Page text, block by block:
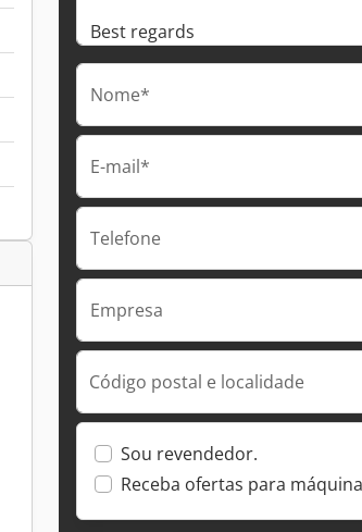
Nome*
E-mail*
Telefone
Empresa
Código postal e localidade
Sou revendedor.
Receba ofertas para